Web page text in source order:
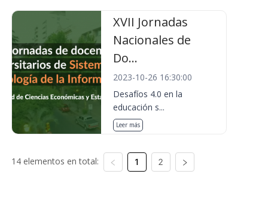
XVII Jornadas
Nacionales de
Do...
2023-10-26 16:30:00
Desafíos 4.0 en la
educación s...
Leer más
14 elementos en total: 1 2